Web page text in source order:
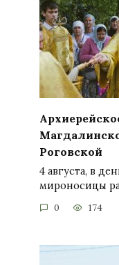
Роговской
4 августа, в
мироносицы
0 174